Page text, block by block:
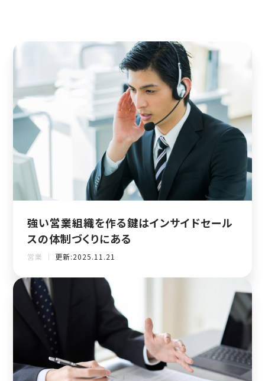
強い営業組織を作る鍵はインサイドセール
スの体制づくりにある
営業 ｜ 更新:2025.11.21